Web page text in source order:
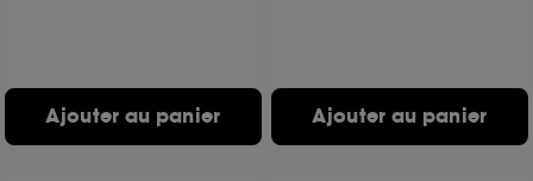
Ajouter au panier Ajouter au panier